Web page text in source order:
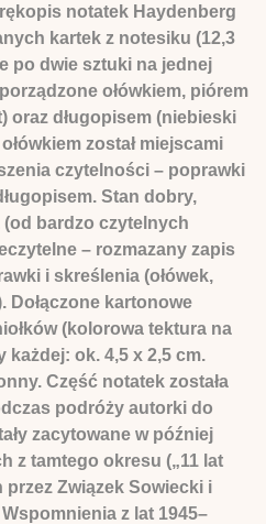
notatek Haydenberg
kartek z notesiku (12,3
po dwie sztuki na jednej
ołówkiem, piórem
oraz długopisem (niebieski
został miejscami
czytelności – poprawki
Stan dobry,
bardzo czytelnych
– rozmazany zapis
i skreślenia (ołówek,
Dołączone kartonowe
(kolorowa tektura na
każdej: ok. 4,5 x 2,5 cm.
Część notatek została
podróży autorki do
zacytowane w później
z tamtego okresu („11 lat
Związek Sowiecki i
z lat 1945–